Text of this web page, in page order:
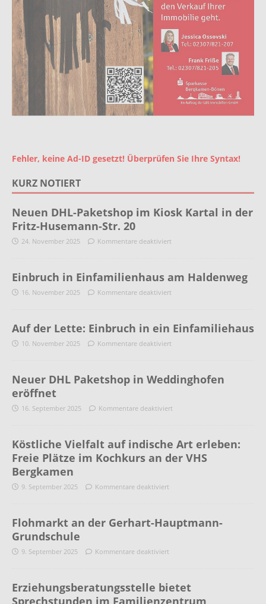
Fehler, keine Ad-ID gesetzt! Überprüfen Sie Ihre Syntax!
KURZ NOTIERT
Neuen DHL-Paketshop im Kiosk Kartal in der
Fritz-Husemann-Str. 20
24. November 2025 Kommentare deaktiviert
Einbruch in Einfamilienhaus am Haldenweg
16. November 2025 Kommentare deaktiviert
Auf der Lette: Einbruch in ein Einfamiliehaus
10. November 2025 Kommentare deaktiviert
Neuer DHL Paketshop in Weddinghofen
eröffnet
16. September 2025 Kommentare deaktiviert
Köstliche Vielfalt auf indische Art erleben:
Freie Plätze im Kochkurs an der VHS
Bergkamen
9. September 2025 Kommentare deaktiviert
Flohmarkt an der Gerhart-Hauptmann-
Grundschule
9. September 2025 Kommentare deaktiviert
Erziehungsberatungsstelle bietet
Sprechstunden im Familienzentrum